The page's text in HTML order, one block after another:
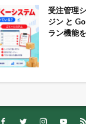
受注管理
ジン と
ラン機能